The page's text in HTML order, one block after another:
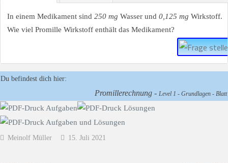
In einem Medikament sind 250 mg Wasser und 0,125 mg Wirkstoff.
Wie viel Promille Wirkstoff enthält das Medikament?
Du befindest dich hier:
Promillerechnung - Level 1 - Grundlagen - Blatt
Meinolf Müller 15. Juli 2021